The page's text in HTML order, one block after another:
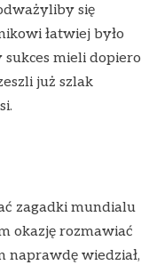
się
łatwiej było
mieli dopiero
już szlak
zagadki mundialu
okazję rozmawiać
naprawdę wiedział,